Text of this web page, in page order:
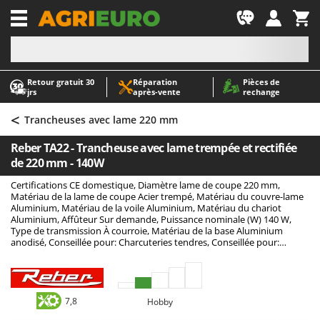
Retour gratuit 30
jrs
Réparation
après‑vente
Pièces de
rechange
-1
A
Abris de jardin
Accessoires pour tracteurs tondeuses autoportés
Aérateurs Scarificateurs pour gazon
Arracheuses de pommes de terre pour tracteur
Aspirateurs - Balais Électriques
Aspirateurs à cendres
Aspirateurs à feuilles sur roues
Aspirateurs de piscine
Aspirateurs Multifonctions
Atomiseurs agricoles pour tracteurs
Atomiseurs pour traitements
A
AgriEuro Premium
AgriEuro TOP-LINE
AGT
Aima
Airmec
AL-KO
ALA 2000
Alce
Alpina
Ama
< Trancheuses avec lame 220 mm
Reber TA22 - Trancheuse avec lame trempée et rectifiée
de 220 mm - 140W
Certifications CE domestique, Diamètre lame de coupe 220 mm,
Matériau de la lame de coupe Acier trempé, Matériau du couvre-lame
Aluminium, Matériau de la voile Aluminium, Matériau du chariot
Aluminium, Affûteur Sur demande, Puissance nominale (W) 140 W,
Type de transmission À courroie, Matériau de la base Aluminium
anodisé, Conseillée pour: Charcuteries tendres, Conseillée pour:
7,8 Hobby